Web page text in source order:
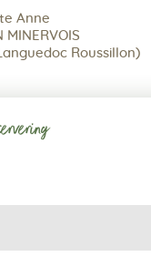
Anne
MINERVOIS
Roussillon)